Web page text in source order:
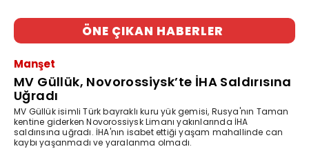
ÖNE ÇIKAN HABERLER
Manşet
MV Güllük, Novorossiysk’te İHA Saldırısına
Uğradı
MV Güllük isimli Türk bayraklı kuru yük gemisi, Rusya'nın Taman
kentine giderken Novorossiysk Limanı yakınlarında İHA
saldırısına uğradı. İHA'nın isabet ettiği yaşam mahallinde can
kaybı yaşanmadı ve yaralanma olmadı.